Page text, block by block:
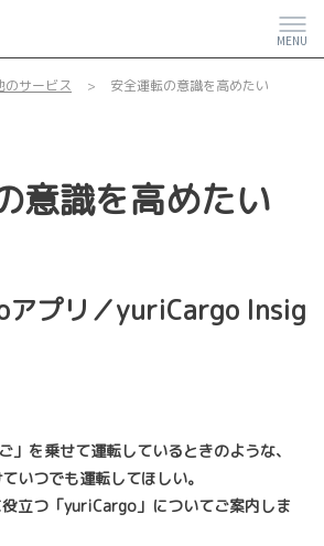
MENU
のサービス 安全運転の意識を高めたい
意識を高めたい
プリ／yuriCargo Insig
を乗せて運転しているときのような、
いつでも運転してほしい。
立つ「yuriCargo」についてご案内しま